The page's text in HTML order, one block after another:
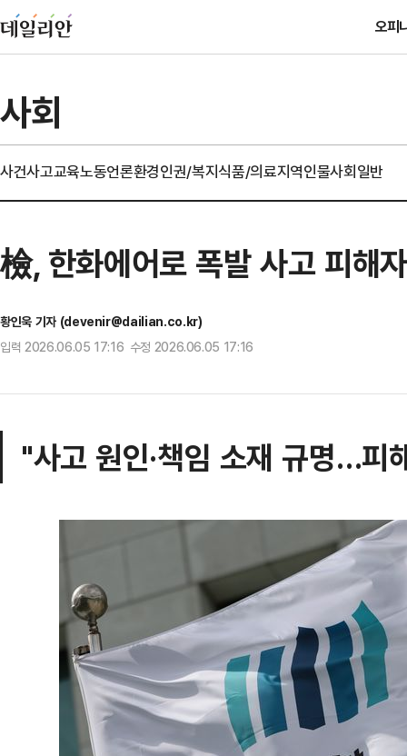
오피
사회
사건사고교육노동언론환경인권/복지식품/의료지역인물사회일반
檢, 한화에어로 폭발 사고 피해
황인욱 기자 (devenir@dailian.co.kr)
입력 2026.06.05 17:16 수정 2026.06.05 17:16
"사고 원인·책임 소재 규명…피